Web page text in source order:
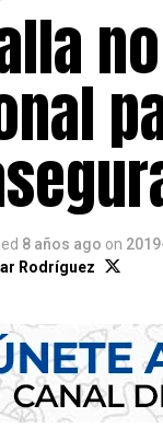
8 años ago on
Rodríguez